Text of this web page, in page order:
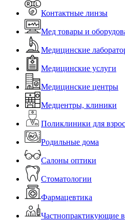
Контактные линзы
Мед товары и
Медицинские
Медицинские услуги
Медицинские центры
Медцентры, клиники
Поликлиники для
Родильные дома
Салоны оптики
Стоматологии
Фармацевтика
Частнопрактикующие